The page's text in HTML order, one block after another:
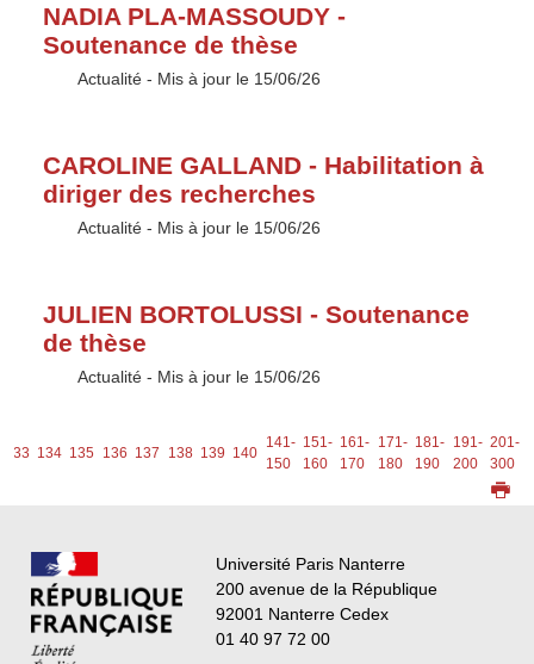
NADIA PLA-MASSOUDY -
Soutenance de thèse
Type :
Actualité - Mis à jour le 15/06/26
CAROLINE GALLAND - Habilitation à
diriger des recherches
Type :
Actualité - Mis à jour le 15/06/26
JULIEN BORTOLUSSI - Soutenance
de thèse
Type :
Actualité - Mis à jour le 15/06/26
133 134 135 136 137 138 139 140
141-
150
151-
160
161-
170
171-
180
181-
190
191-
200
201-
300
Université Paris Nanterre
200 avenue de la République
92001 Nanterre Cedex
01 40 97 72 00